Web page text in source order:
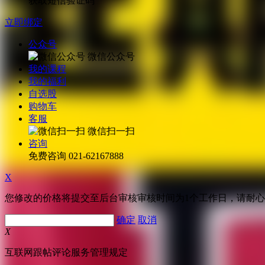
立即绑定
公众号
微信公众号
我的课程
我的福利
自选股
购物车
客服
微信扫一扫
咨询
免费咨询 021-62167888
X
您修改的价格将提交至后台审核审核时间为1个工作日，请耐
确定 取消
X
互联网跟帖评论服务管理规定